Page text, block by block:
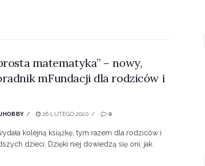
matematyka” – nowy,
mFundacji dla rodziców i
26 LUTEGO 2020 0
kolejną książkę, tym razem dla rodziców i
dzieci. Dzięki niej dowiedzą się oni, jak